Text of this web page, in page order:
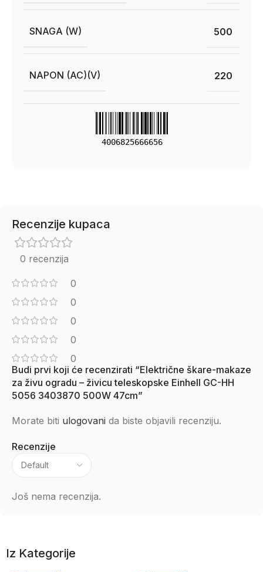
SNAGA (W) 500
NAPON (AC)(V) 220
4006825666656
Recenzije kupaca
0 recenzija
0
0
0
0
0
Recenzije
Još nema recenzija.
Budi prvi koji će recenzirati “Električne škare-makaze
za živu ogradu – živicu teleskopske Einhell GC-HH
5056 3403870 500W 47cm”
Morate biti ulogovani da biste objavili recenziju.
Iz Kategorije